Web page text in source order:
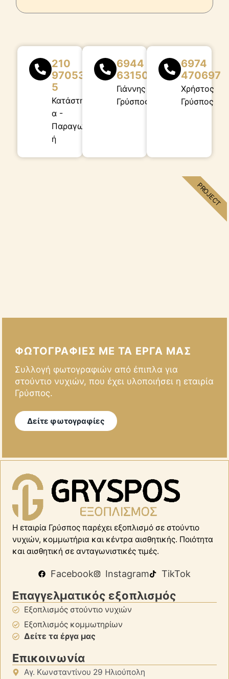
210
970538
5
Κατάστημ
α -
Παραγωγ
ή
6944
631500
Γιάννης
Γρύσπος
6974
470697
Χρήστος
Γρύσπος
ΦΩΤΟΓΡΑΦΙΕΣ ΜΕ ΤΑ ΕΡΓΑ ΜΑΣ
Συλλογή φωτογραφιών από έπιπλα για
στούντιο νυχιών, που έχει υλοποιήσει η εταιρία
Γρύσπος.
Δείτε φωτογραφίες
PROJECT
Η εταιρία Γρύσπος παρέχει εξοπλισμό σε στούντιο
νυχιών, κομμωτήρια και κέντρα αισθητικής. Ποιότητα
και αισθητική σε ανταγωνιστικές τιμές.
Facebook Instagram TikTok
Επαγγελματικός εξοπλισμός
Εξοπλισμός στούντιο νυχιών
Εξοπλισμός κομμωτηρίων
Δείτε τα έργα μας
Επικοινωνία
Αγ. Κωνσταντίνου 29 Ηλιούπολη